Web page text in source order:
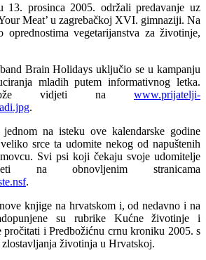
13. prosinca 2005. održali predavanje uz
Meat’ u zagrebačkoj XVI. gimnaziji. Na
oprednostima vegetarijanstva za životinje,
Brain Holidays uključio se u kampanju
mladih putem informativnog letka.
vidjeti na www.prijatelji-
.
na isteku ove kalendarske godine
srce ta udomite nekog od napuštenih
Svi psi koji čekaju svoje udomitelje
na obnovljenim stranicama
.
knjige na hrvatskom i, od nedavno i na
su rubrike Kućne životinje i
pročitati i Predbožićnu crnu kroniku 2005. s
životinja u Hrvatskoj.